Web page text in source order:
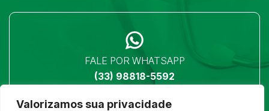
Valorizamos sua privacidade
FALE POR WHATSAPP
(33) 98818-5592